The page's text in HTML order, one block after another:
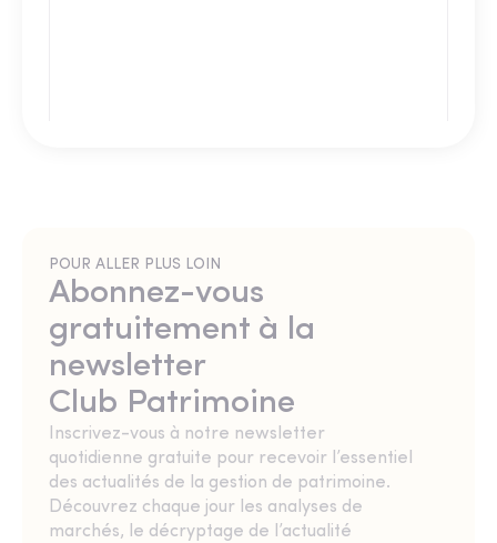
POUR ALLER PLUS LOIN
Abonnez-vous
gratuitement à la
newsletter
Club Patrimoine
Inscrivez-vous à notre newsletter
quotidienne gratuite pour recevoir l’essentiel
des actualités de la gestion de patrimoine.
Découvrez chaque jour les analyses de
marchés, le décryptage de l’actualité